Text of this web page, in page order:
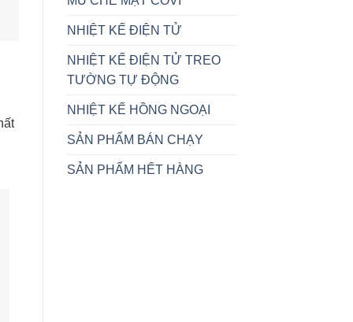
NHIỆT KẾ ĐIỆN TỬ
NHIỆT KẾ ĐIỆN TỬ TREO
TƯỜNG TỰ ĐỘNG
NHIỆT KẾ HỒNG NGOẠI
SẢN PHẨM BÁN CHẠY
SẢN PHẨM HẾT HÀNG